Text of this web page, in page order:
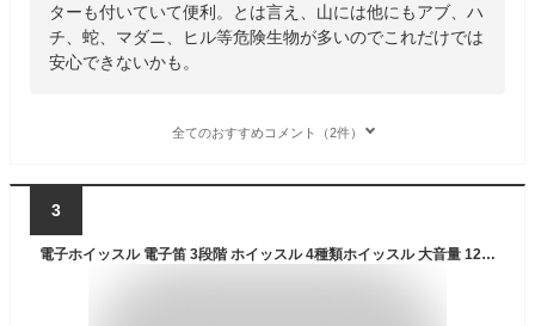
ターも付いていて便利。とは言え、山には他にもアブ、ハ
チ、蛇、マダニ、ヒル等危険生物が多いのでこれだけでは
安心できないかも。
全てのおすすめコメント（2件）
3
電子ホイッスル 電子笛 3段階 ホイッスル 4種類ホイッスル 大音量 125db サッカ バスケットボール スポーツ 審判 団体競技 アウトドア 防災 防犯 登山 害獣 対策 (ブラック)